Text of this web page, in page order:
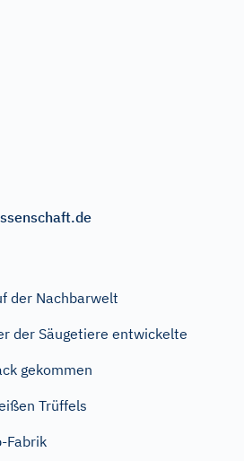
der Nachbarwelt
der Säugetiere entwickelte
gekommen
Trüffels
Fabrik